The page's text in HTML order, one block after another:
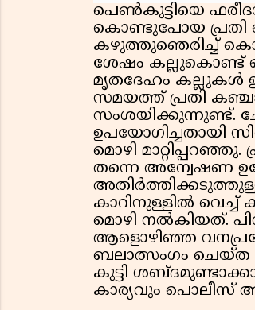
പെൺകുട്ടിയെ
കൊണ്ടുപോയ പ്രതി
കഴുത്തുഞെരിച്ച്
ശേഷം കല്ലുകൊണ്ട്
മൃതദേഹം കല്ലുകൾ
സമയത്ത് പ്രതി
സംശയിക്കുന്നുണ്ട്.
ഉപയോഗിച്ചതായി
മൊഴി
തന്നെ അന്വേഷണ
കാറിനുള്ളിൽ വെച്ച്
മൊഴി നൽകിയത്.
ആളൊഴിഞ്ഞ
ബലാത്സംഗം ചെയ്ത
കുട്ടി
കാര്യവും പൊലീസ്